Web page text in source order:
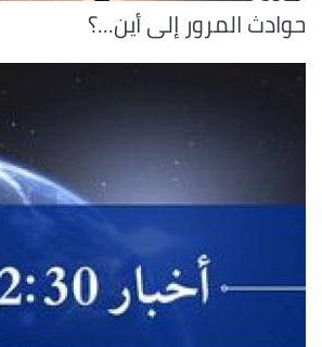
حوادث المرور إلى أين...؟